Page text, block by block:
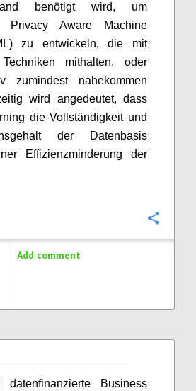
benötigt wird, um
Privacy Aware Machine
zu entwickeln, die mit
Techniken mithalten, oder
zumindest nahekommen
wird angedeutet, dass
die Vollständigkeit und
der Datenbasis
Effizienzminderung der
Add comment
Business